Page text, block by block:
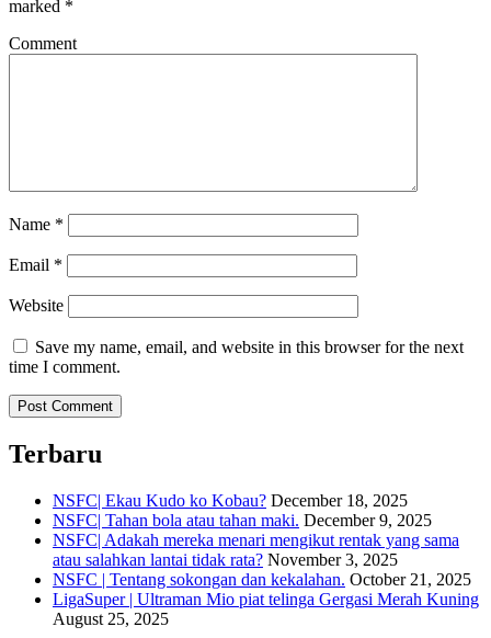
marked *
Comment
Name *
Email *
Website
Save my name, email, and website in this browser for the next
time I comment.
Terbaru
NSFC| Ekau Kudo ko Kobau? December 18, 2025
NSFC| Tahan bola atau tahan maki. December 9, 2025
NSFC| Adakah mereka menari mengikut rentak yang sama
atau salahkan lantai tidak rata? November 3, 2025
NSFC | Tentang sokongan dan kekalahan. October 21, 2025
LigaSuper | Ultraman Mio piat telinga Gergasi Merah Kuning
August 25, 2025